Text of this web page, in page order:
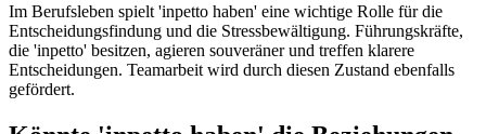
Im Berufsleben spielt 'inpetto haben' eine wichtige Rolle für die
Entscheidungsfindung und die Stressbewältigung. Führungskräfte,
die 'inpetto' besitzen, agieren souveräner und treffen klarere
Entscheidungen. Teamarbeit wird durch diesen Zustand ebenfalls
gefördert.